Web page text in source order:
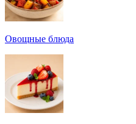
Овощные блюда